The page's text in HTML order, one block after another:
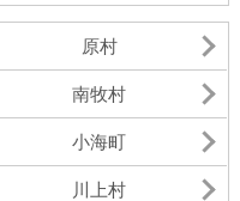
原村
南牧村
小海町
川上村